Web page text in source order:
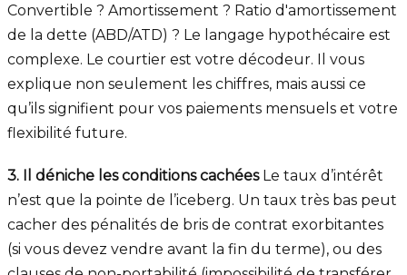
Convertible ? Amortissement ? Ratio d'amortissement
de la dette (ABD/ATD) ? Le langage hypothécaire est
complexe. Le courtier est votre décodeur. Il vous
explique non seulement les chiffres, mais aussi ce
qu’ils signifient pour vos paiements mensuels et votre
flexibilité future.
3. Il déniche les conditions cachéesLe taux d’intérêt
n’est que la pointe de l’iceberg. Un taux très bas peut
cacher des pénalités de bris de contrat exorbitantes
(si vous devez vendre avant la fin du terme), ou des